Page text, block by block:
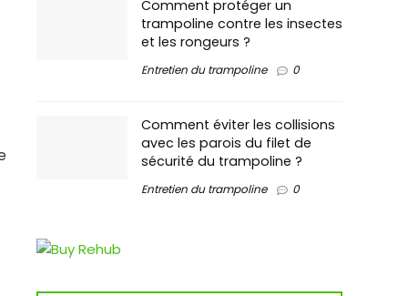
Comment protéger un
trampoline contre les insectes
et les rongeurs ?
Entretien du trampoline 0
Comment éviter les collisions
avec les parois du filet de
sécurité du trampoline ?
Entretien du trampoline 0